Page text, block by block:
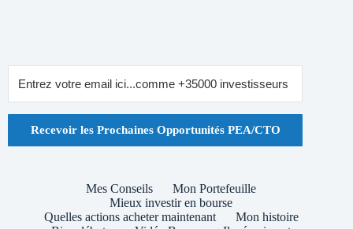
Recevoir les Prochaines Opportunités PEA/CTO
Mes Conseils
Mon Portefeuille
Mieux investir en bourse
Quelles actions acheter maintenant
Mon histoire